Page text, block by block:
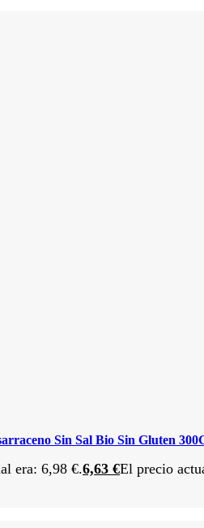
Sin Sal Bio Sin Gluten
era: 6,98 €.6,63 €El precio